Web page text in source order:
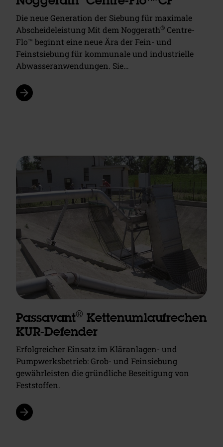
Die neue Generation der Siebung für maximale
Abscheideleistung Mit dem Noggerath® Centre-
Flo™ beginnt eine neue Ära der Fein- und
Feinstsiebung für kommunale und industrielle
Abwasseranwendungen. Sie…
arrow_forward
Passavant® Kettenumlaufrechen
KUR-Defender
Erfolgreicher Einsatz im Kläranlagen- und
Pumpwerksbetrieb: Grob- und Feinsiebung
gewährleisten die gründliche Beseitigung von
Feststoffen.
arrow_forward